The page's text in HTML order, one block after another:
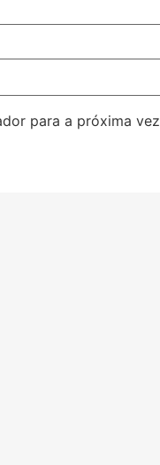
para a próxima